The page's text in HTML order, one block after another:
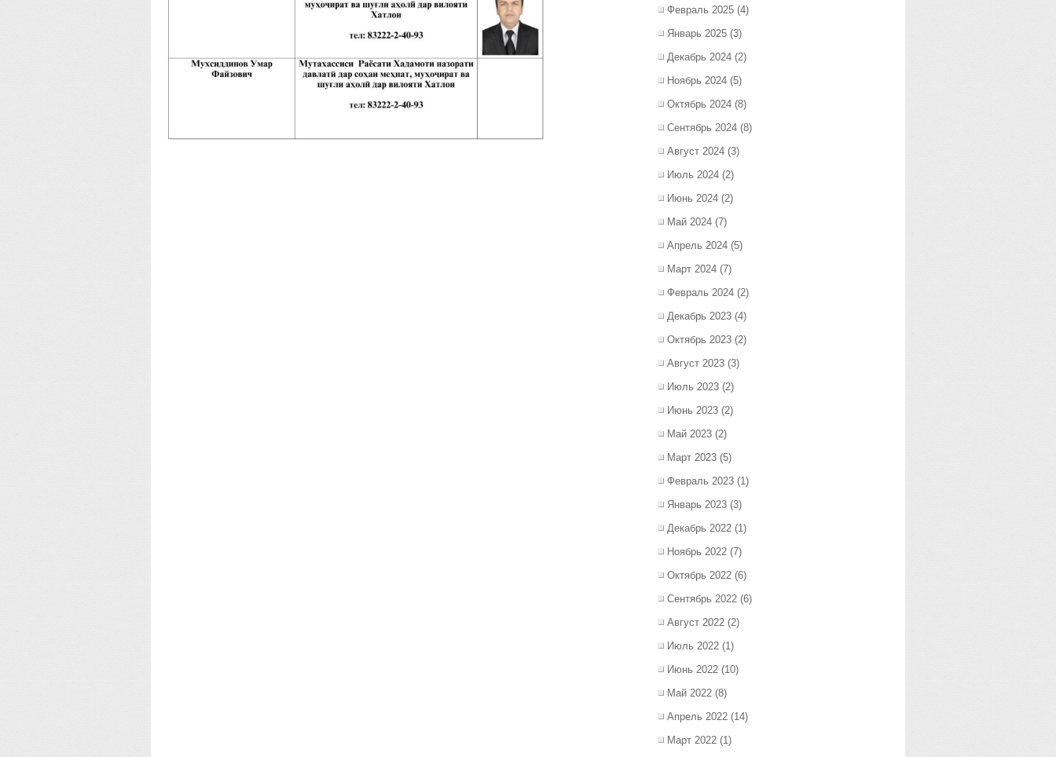
Февраль 2025 (4)
Январь 2025 (3)
Декабрь 2024 (2)
Ноябрь 2024 (5)
Октябрь 2024 (8)
Сентябрь 2024 (8)
Август 2024 (3)
Июль 2024 (2)
Июнь 2024 (2)
Май 2024 (7)
Апрель 2024 (5)
Март 2024 (7)
Февраль 2024 (2)
Декабрь 2023 (4)
Октябрь 2023 (2)
Август 2023 (3)
Июль 2023 (2)
Июнь 2023 (2)
Май 2023 (2)
Март 2023 (5)
Февраль 2023 (1)
Январь 2023 (3)
Декабрь 2022 (1)
Ноябрь 2022 (7)
Октябрь 2022 (6)
Сентябрь 2022 (6)
Август 2022 (2)
Июль 2022 (1)
Июнь 2022 (10)
Май 2022 (8)
Апрель 2022 (14)
Март 2022 (1)